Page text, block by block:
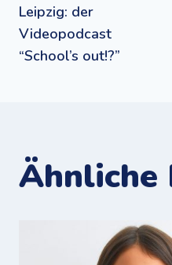
Leipzig: der
Videopodcast
“School’s out!?”
Ähnliche